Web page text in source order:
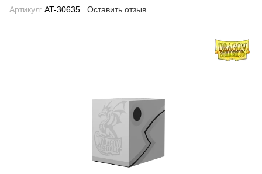
Артикул: AT-30635 Оставить отзыв